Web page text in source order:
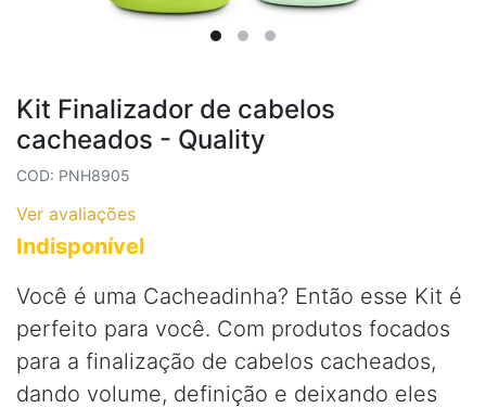
Kit Finalizador de cabelos
cacheados - Quality
COD: PNH8905
Ver avaliações
Indisponível
Você é uma Cacheadinha? Então esse Kit é
perfeito para você. Com produtos focados
para a finalização de cabelos cacheados,
dando volume, definição e deixando eles